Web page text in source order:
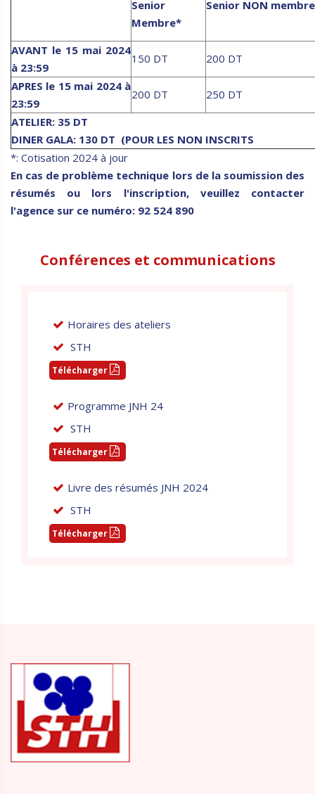
Senior
Membre*
Senior NON membre
AVANT le 15 mai 2024
à 23:59
150 DT
200 DT
APRES le 15 mai 2024 à
23:59
200 DT
250 DT
ATELIER: 35 DT
DINER GALA: 130 DT (POUR LES NON INSCRITS
*: Cotisation 2024 à jour
En cas de problème technique lors de la soumission des
résumés ou lors l'inscription, veuillez contacter
l'agence sur ce numéro: 92 524 890
Conférences et communications
Horaires des ateliers
STH
Télécharger
Programme JNH 24
STH
Télécharger
Livre des résumés JNH 2024
STH
Télécharger